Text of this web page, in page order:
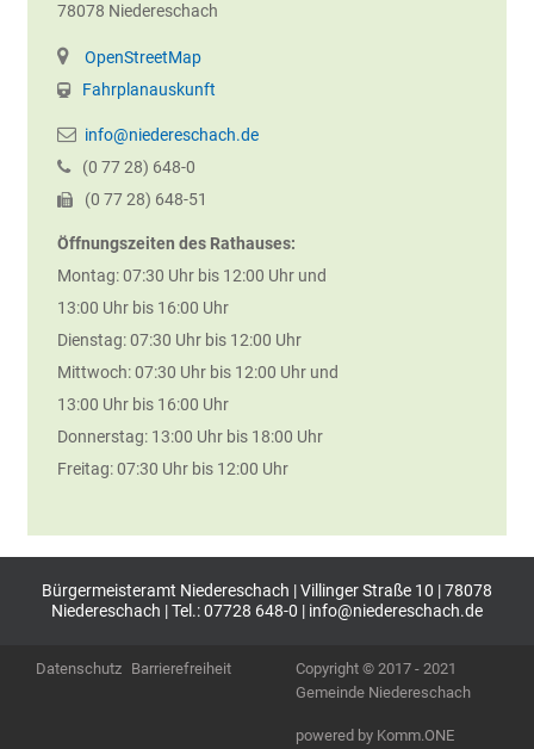
78078 Niedereschach
OpenStreetMap
Fahrplanauskunft
info@niedereschach.de
(0 7728) 648-0
(0 7728) 648-51
Öffnungszeiten des Rathauses:
Montag: 07:30 Uhr bis 12:00 Uhr und
13:00 Uhr bis 16:00 Uhr
Dienstag: 07:30 Uhr bis 12:00 Uhr
Mittwoch: 07:30 Uhr bis 12:00 Uhr und
13:00 Uhr bis 16:00 Uhr
Donnerstag: 13:00 Uhr bis 18:00 Uhr
Freitag: 07:30 Uhr bis 12:00 Uhr
Bürgermeisteramt Niedereschach | Villinger Straße 10 | 78078
Niedereschach | Tel.: 07728 648-0 | info@niedereschach.de
Datenschutz Barrierefreiheit
Copyright © 2017 - 2021
Gemeinde Niedereschach
powered by Komm.ONE